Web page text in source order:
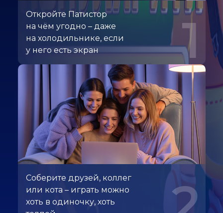
Откройте Патистор
на чём угодно – даже
на холодильнике, если
у него есть экран
1
Соберите друзей, коллег
или кота – играть можно
хоть в одиночку, хоть